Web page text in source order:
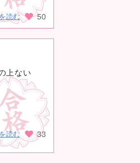
読む
50
上ない
読む
33